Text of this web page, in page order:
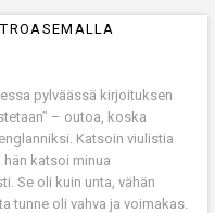
pylväässä kirjoituksen
– outoa, koska
Katsoin viulistia
hän katsoi minua
Se oli kuin unta, vähän
tunne oli vahva ja voimakas.